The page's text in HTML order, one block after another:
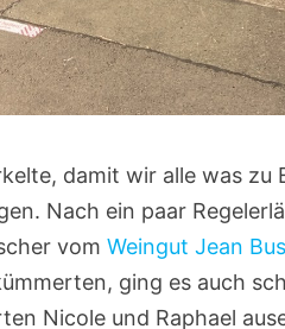
damit wir alle was zu
Nach ein paar
vomWeingut Jean
ging es auch
Nicole und Raphael